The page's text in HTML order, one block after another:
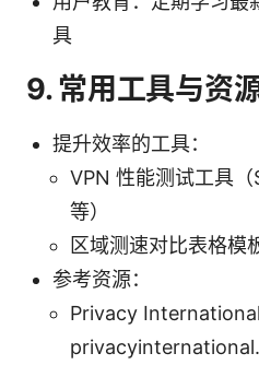
具
9. 常用工具与资
提升效率的工具：
VPN 性能测试工具
等）
区域测速对比表格模
参考资源：
Privacy